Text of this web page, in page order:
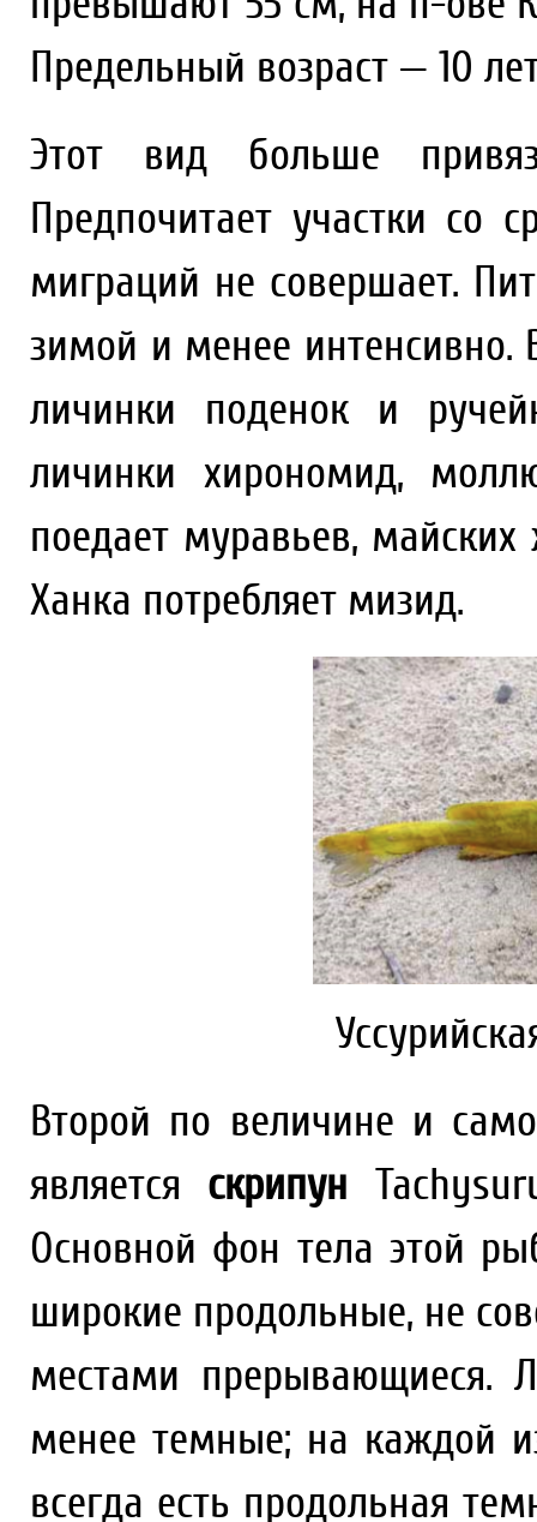
Предельный возраст — 10
Этот вид больше
Предпочитает участки со
миграций не совершает.
зимой и менее
личинки поденок и
личинки хирономид,
поедает муравьев,
Ханка потребляет мизид.
Второй по величине и
является скрипун
Основной фон тела этой
широкие продольные, не
местами прерывающиеся.
менее темные; на каждой
всегда есть продольная